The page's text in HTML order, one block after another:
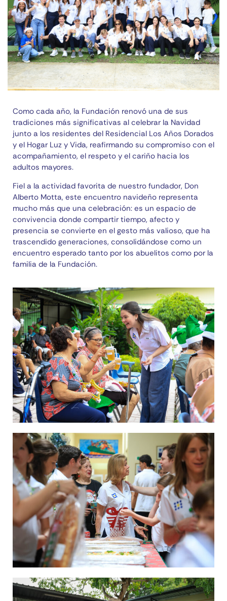
Como cada año, la Fundación renovó una de sus
tradiciones más significativas al celebrar la Navidad
junto a los residentes del Residencial Los Años Dorados
y el Hogar Luz y Vida, reafirmando su compromiso con el
acompañamiento, el respeto y el cariño hacia los
adultos mayores.
Fiel a la actividad favorita de nuestro fundador, Don
Alberto Motta, este encuentro navideño representa
mucho más que una celebración: es un espacio de
convivencia donde compartir tiempo, afecto y
presencia se convierte en el gesto más valioso, que ha
trascendido generaciones, consolidándose como un
encuentro esperado tanto por los abuelitos como por la
familia de la Fundación.